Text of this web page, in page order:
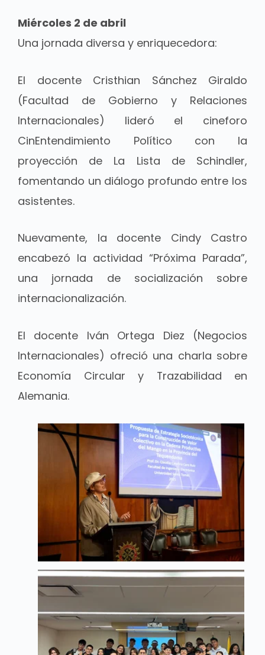
Miércoles 2 de abril
Una jornada diversa y enriquecedora:
El docente Cristhian Sánchez Giraldo
(Facultad de Gobierno y Relaciones
Internacionales) lideró el cineforo
CinEntendimiento Político con la
proyección de La Lista de Schindler,
fomentando un diálogo profundo entre los
asistentes.
Nuevamente, la docente Cindy Castro
encabezó la actividad “Próxima Parada”,
una jornada de socialización sobre
internacionalización.
El docente Iván Ortega Diez (Negocios
Internacionales) ofreció una charla sobre
Economía Circular y Trazabilidad en
Alemania.